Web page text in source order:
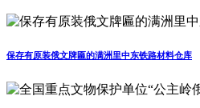
保存有原装俄文牌匾的满洲里中东铁路材料仓库